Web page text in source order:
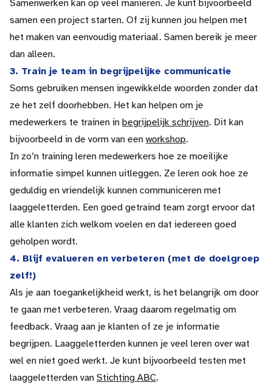
Samenwerken kan op veel manieren. Je kunt bijvoorbeeld
samen een project starten. Of zij kunnen jou helpen met
het maken van eenvoudig materiaal. Samen bereik je meer
dan alleen.
3. Train je team in begrijpelijke communicatie
Soms gebruiken mensen ingewikkelde woorden zonder dat
ze het zelf doorhebben. Het kan helpen om je
medewerkers te trainen in begrijpelijk schrijven. Dit kan
bijvoorbeeld in de vorm van een workshop.
In zo’n training leren medewerkers hoe ze moeilijke
informatie simpel kunnen uitleggen. Ze leren ook hoe ze
geduldig en vriendelijk kunnen communiceren met
laaggeletterden. Een goed getraind team zorgt ervoor dat
alle klanten zich welkom voelen en dat iedereen goed
geholpen wordt.
4. Blijf evalueren en verbeteren (met de doelgroep
zelf!)
Als je aan toegankelijkheid werkt, is het belangrijk om door
te gaan met verbeteren. Vraag daarom regelmatig om
feedback. Vraag aan je klanten of ze je informatie
begrijpen. Laaggeletterden kunnen je veel leren over wat
wel en niet goed werkt. Je kunt bijvoorbeeld testen met
laaggeletterden van Stichting ABC.